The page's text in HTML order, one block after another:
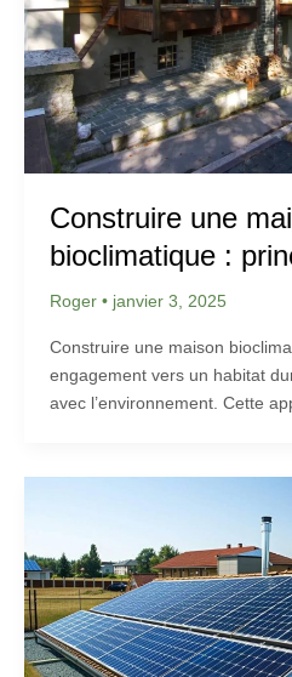
Construire une
bioclimatique :
Roger • janvier 3, 2025
Construire une maison
engagement vers un habitat
avec l’environnement. Cette